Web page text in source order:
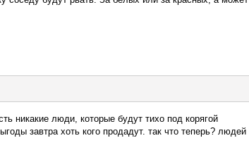
никакие люди, которые будут тихо под корягой
завтра хоть кого продадут. так что теперь? людей